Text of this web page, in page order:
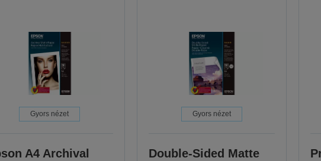
Gyors nézet
A4 Archival
Gyors nézet
Double-Sided Matte